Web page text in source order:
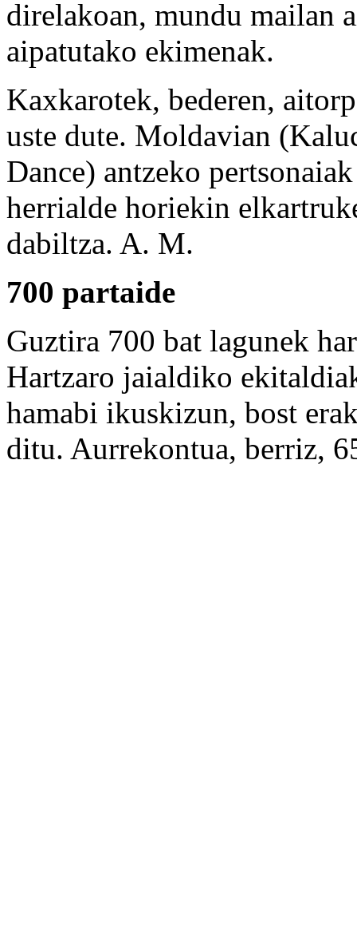
direlakoan, mundu mailan
aipatutako ekimenak.
Kaxkarotek, bederen,
uste dute. Moldavian
Dance) antzeko
herrialde horiekin
dabiltza. A. M.
700 partaide
Guztira 700 bat lagunek
Hartzaro jaialdiko
hamabi ikuskizun, bost
ditu. Aurrekontua, berriz,